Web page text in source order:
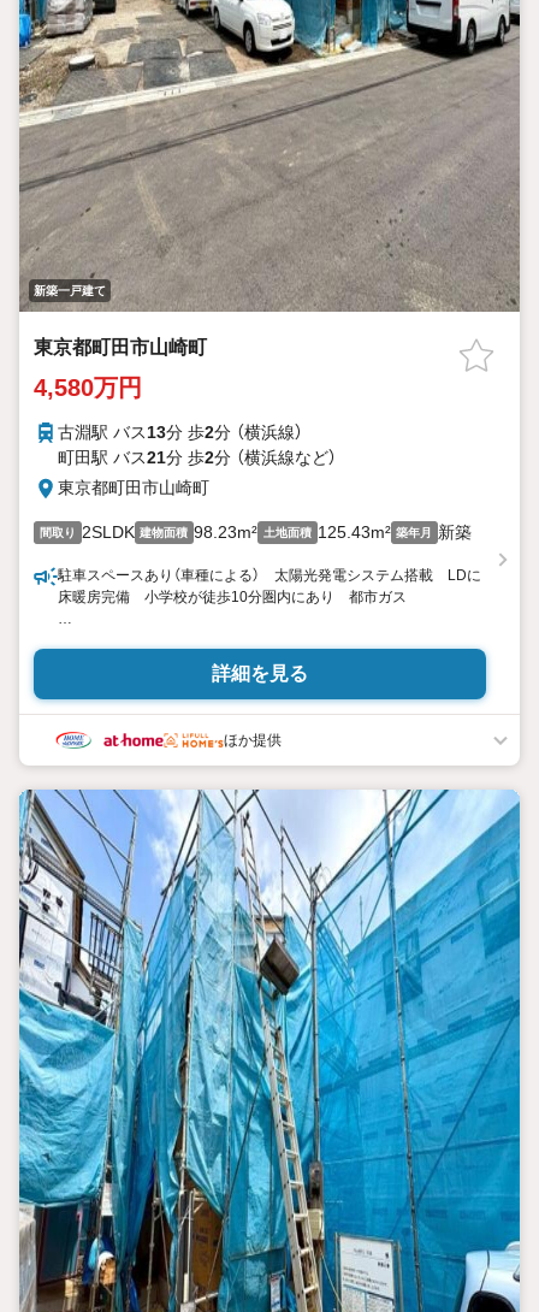
新築一戸建て
東京都町田市山崎町
4,580万円
古淵駅 バス13分 歩2分 （横浜線）
町田駅 バス21分 歩2分 （横浜線など）
東京都町田市山崎町
間取り 2SLDK 建物面積 98.23m² 土地面積 125.43m² 築年月 新築
駐車スペースあり（車種による） 太陽光発電システム搭載 LDに
床暖房完備 小学校が徒歩10分圏内にあり 都市ガス
お客様のお話をきちんとお聞きし、しっかり話し合う「心」のコミ
ュニケーションが大切になります。だからこそ、それぞれのお客
インターネット予約で当日見学が可能！
（1）［室内・現地を見学する］をクリック
（2）本日4日以内をご希望の方は
「ご要望・ご質問欄」に希望日時をご記入ください！
【主要不動産流通各社の2025年度中間期の売買仲介実績におい
て、全国第9位の売買仲介実績です】
※住宅新報より
たくさんのお客様からのお言葉に感謝してこれからも楽しく素敵
なお家探しをお約束します。
お家探しを始めてみようと思われたらまずは、お気軽に東宝ハウ
ス町田に相談してみませんか？
スタッフ一同お客様のお問合せをお待ちしております。
詳細を見る
ほか提供